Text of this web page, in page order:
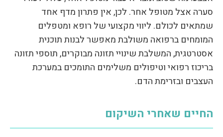
סערה אצל מטופל אחר. לכן, אין פתרון מדף אחד
שמתאים לכולם. ליווי מקצועי של רופא ומטפלים
המומחים ברפואה משולבת מאפשר לבנות תוכנית
אסטרטגית, המשלבת שינויי תזונה מבוקרים, תוספי תזונה
בריכוז רפואי וטיפולים משלימים התומכים במערכת
העצבים ובזרימת הדם.
החיים שאחרי השיקום